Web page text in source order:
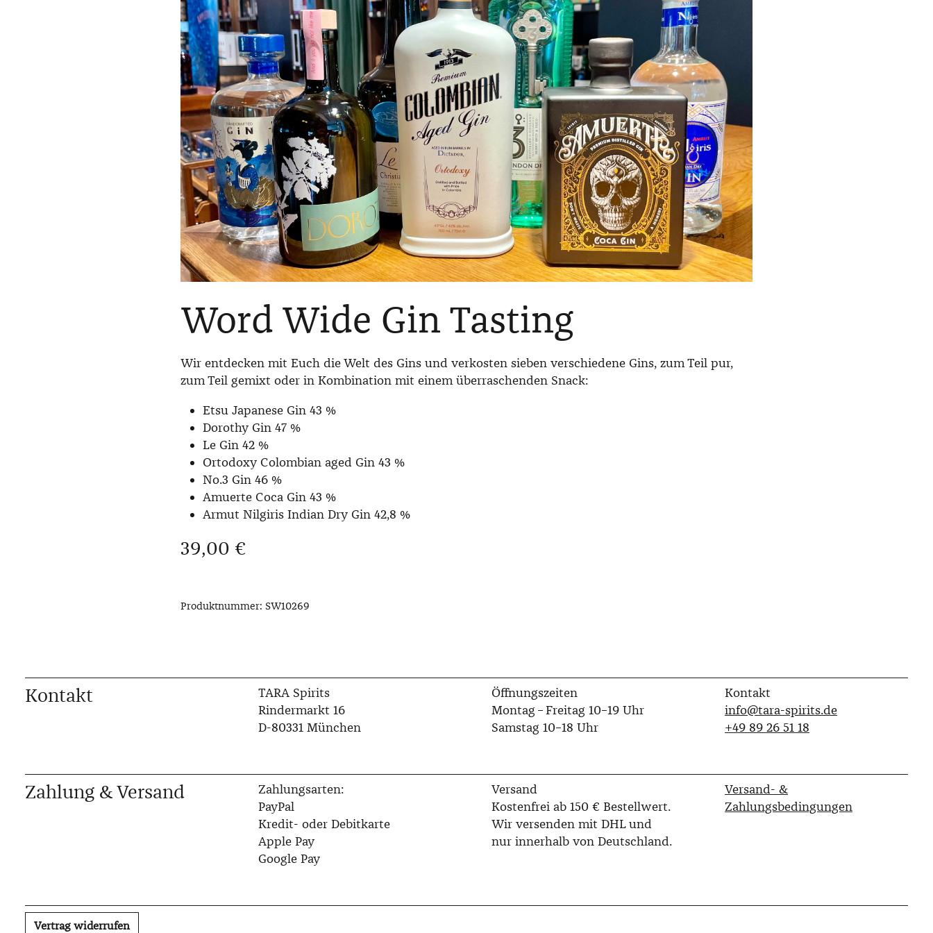
Word Wide Gin Tasting
Wir entdecken mit Euch die Welt des Gins und verkosten sieben verschiedene Gins, zum Teil pur,
zum Teil gemixt oder in Kombination mit einem überraschenden Snack:
Etsu Japanese Gin 43 %
Dorothy Gin 47 %
Le Gin 42 %
Ortodoxy Colombian aged Gin 43 %
No.3 Gin 46 %
Amuerte Coca Gin 43 %
Armut Nilgiris Indian Dry Gin 42,8 %
Regulärer Preis:
39,00 €
Produktnummer: SW10269
Kontakt
TARA Spirits
Rindermarkt 16
D-80331 München
Öffnungszeiten
Montag – Freitag 10–19 Uhr
Samstag 10–18 Uhr
Kontakt
info@tara-spirits.de
‭+49 89 26 51 18‬
Zahlung & Versand
Zahlungsarten:
PayPal
Kredit- oder Debitkarte
Apple Pay
Google Pay
Versand
Kostenfrei ab 150 € Bestellwert.
Wir versenden mit DHL und
nur innerhalb von Deutschland.
Versand- &
Zahlungsbedingungen
Vertrag widerrufen